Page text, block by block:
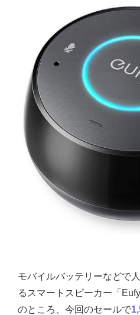
モバイルバッテリーなどで
るスマートスピーカー「
のところ、今回のセールで